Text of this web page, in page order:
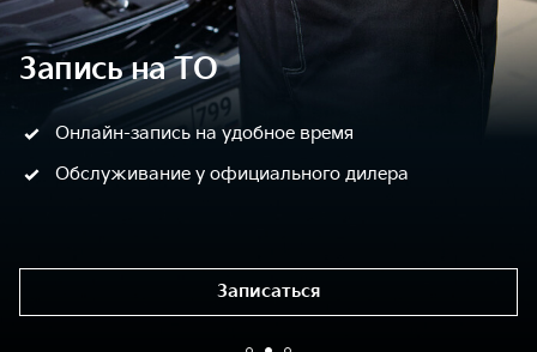
Запись на ТО
Онлайн-запись на удобное время
Обслуживание у официального дилера
Записаться